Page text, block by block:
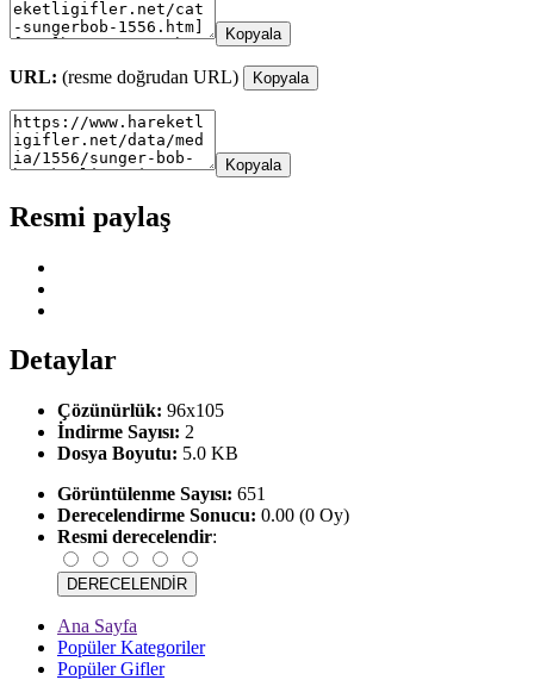
Kopyala
URL: (resme doğrudan URL) Kopyala
Kopyala
Resmi paylaş
Detaylar
Çözünürlük: 96x105
İndirme Sayısı: 2
Dosya Boyutu: 5.0 KB
Görüntülenme Sayısı: 651
Derecelendirme Sonucu: 0.00 (0 Oy)
Resmi derecelendir:
Ana Sayfa
Popüler Kategoriler
Popüler Gifler